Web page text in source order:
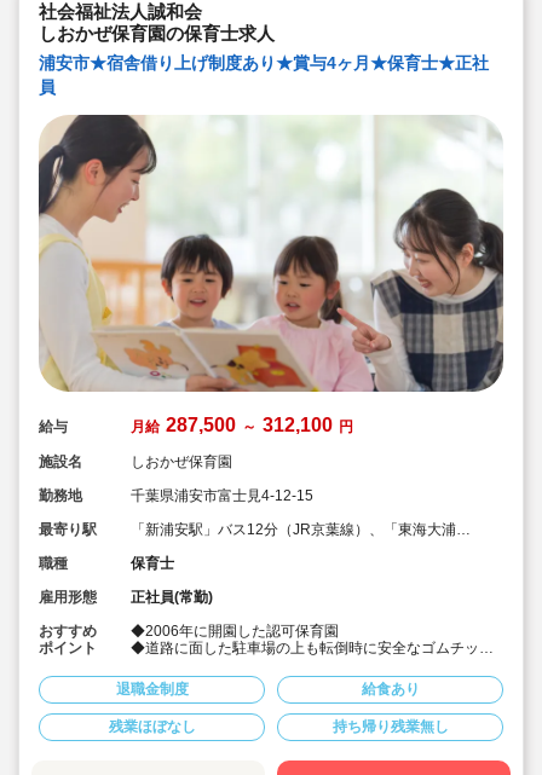
社会福祉法人誠和会
しおかぜ保育園の保育士求人
浦安市★宿舎借り上げ制度あり★賞与4ヶ月★保育士★正社
員
給与 月給 287,500 ～ 312,100 円
施設名
しおかぜ保育園
勤務地
千葉県浦安市富士見4-12-15
最寄り駅
「新浦安駅」バス12分（JR京葉線）、「東海大浦安
職種
保育士
雇用形態
正社員(常勤)
おすすめ
ポイント
◆2006年に開園した認可保育園
◆道路に面した駐車場の上も転倒時に安全なゴムチップ
◆宿舎借り上げ制度あり
◆賞与4ヶ月！
◆給食のメニューは栄養士が考案し、園で調理を行い出
来立てのものを提供しています。
退職金制度 給食あり
残業ほぼなし 持ち帰り残業無し